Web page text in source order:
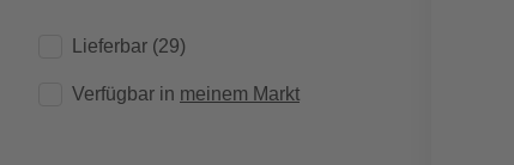
Lieferbar (29)
Verfügbar in meinem Markt